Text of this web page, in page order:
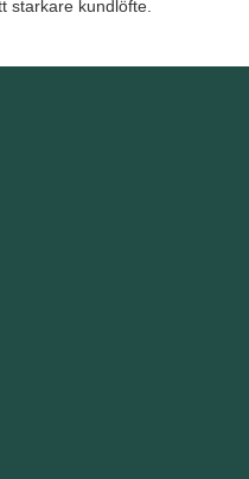
starkare kundlöfte.